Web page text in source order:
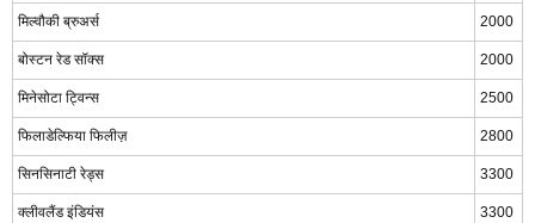
मिल्वौकी ब्रुअर्स 2000
बोस्टन रेड सॉक्स 2000
मिनेसोटा ट्विन्स 2500
फिलाडेल्फिया फिलीज़ 2800
सिनसिनाटी रेड्स 3300
क्लीवलैंड इंडियंस 3300